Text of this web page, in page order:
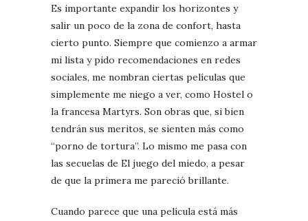
Es importante expandir los horizontes y
salir un poco de la zona de confort, hasta
cierto punto. Siempre que comienzo a armar
mi lista y pido recomendaciones en redes
sociales, me nombran ciertas películas que
simplemente me niego a ver, como Hostel o
la francesa Martyrs. Son obras que, si bien
tendrán sus meritos, se sienten más como
“porno de tortura”. Lo mismo me pasa con
las secuelas de El juego del miedo, a pesar
de que la primera me pareció brillante.
Cuando parece que una película está más